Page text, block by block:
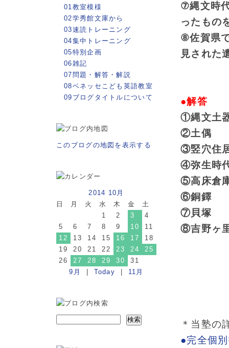
⑦縄文時
ったもの
⑧佐賀県
見された
●解答
①縄文土
②土偶
③竪穴住
④弥生時
⑤高床倉
⑥銅鐸
⑦貝塚
⑧吉野ヶ
＊当塾の
●完全個
01教室模様
02学秀館文庫から
03速読トレーニング
04集中トレーニング
05特別企画
06雑記
07問題・解答・解説
08ベネッセこども英語教室
09ブログタイトルについて
このブログの地図を表示する
2014 10月
日
月 火 水 木 金
土
1
2 3
4
5
6 7 8 9 10
11
12
13 14 15 16 17
18
19
20 21 22 23 24
25
26
27 28 29 30
31
9月
Today 11月